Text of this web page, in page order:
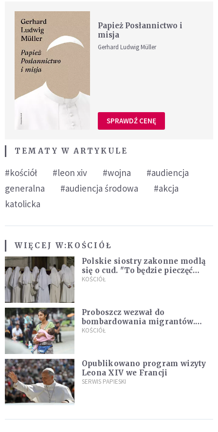
Papież Posłannictwo i
misja
Gerhard Ludwig Müller
SPRAWDŹ CENĘ
TEMATY W ARTYKULE
#kościół #leon xiv #wojna
#audiencja
generalna
#audiencja środowa
#akcja
katolicka
WIĘCEJ W:KOŚCIÓŁ
Polskie siostry zakonne modlą
się o cud. "To będzie pieczęć
Pana Boga dla naszej wiary"
KOŚCIÓŁ
Proboszcz wezwał do
bombardowania migrantów.
"Masowy ogień przeciwko
KOŚCIÓŁ
Opublikowano program wizyty
Leona XIV we Francji
SERWIS PAPIESKI